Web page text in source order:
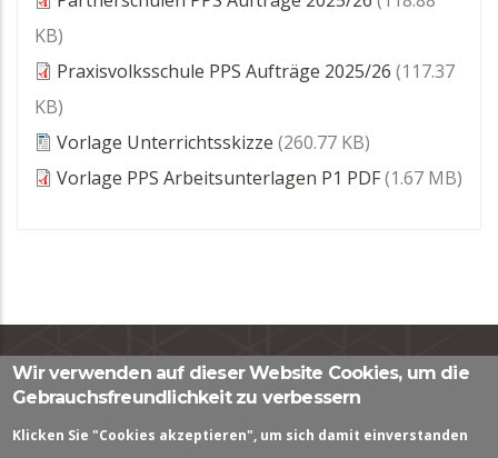
KB)
Praxisvolksschule PPS Aufträge 2025/26 (117.37
KB)
Vorlage Unterrichtsskizze (260.77 KB)
Vorlage PPS Arbeitsunterlagen P1 PDF(1.67 MB)
Impressum|Datenschutzerklärung| Kontaktformular
Pastorstraße 7, A - 6010 Innsbruck, Österreich
Wir verwenden auf dieser Website Cookies, um die
Gebrauchsfreundlichkeit zu verbessern
Klicken Sie "Cookies akzeptieren", um sich damit einverstanden